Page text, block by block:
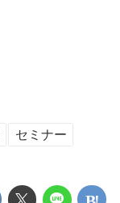
セミナー